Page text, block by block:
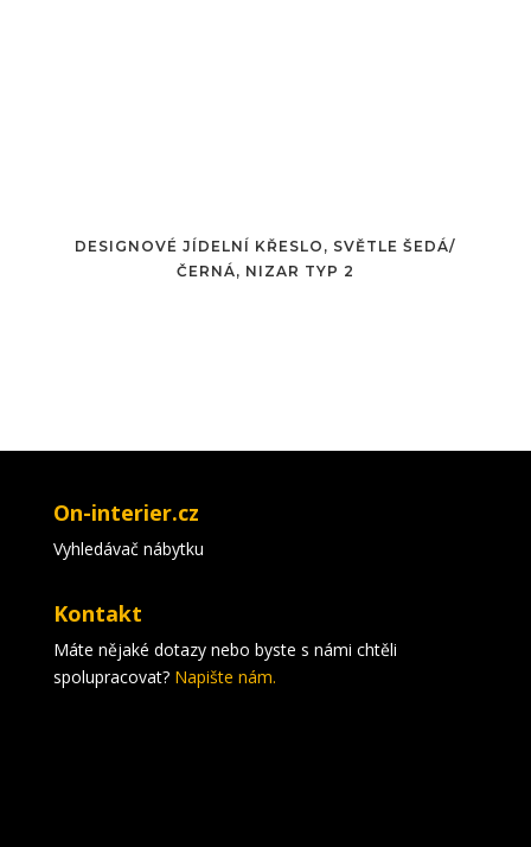
DESIGNOVÉ JÍDELNÍ KŘESLO, SVĚTLE ŠEDÁ/
ČERNÁ, NIZAR TYP 2
On-interier.cz
Vyhledávač nábytku
Kontakt
Máte nějaké dotazy nebo byste s námi chtěli
spolupracovat? Napište nám.